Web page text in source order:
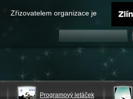
Zřizovatelem organizace je
Programový letáček